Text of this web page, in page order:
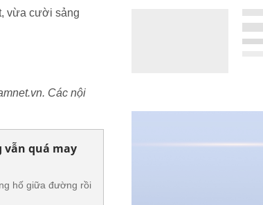
vừa cười sảng
Các nội
vẫn quá may
hố giữa đường rồi